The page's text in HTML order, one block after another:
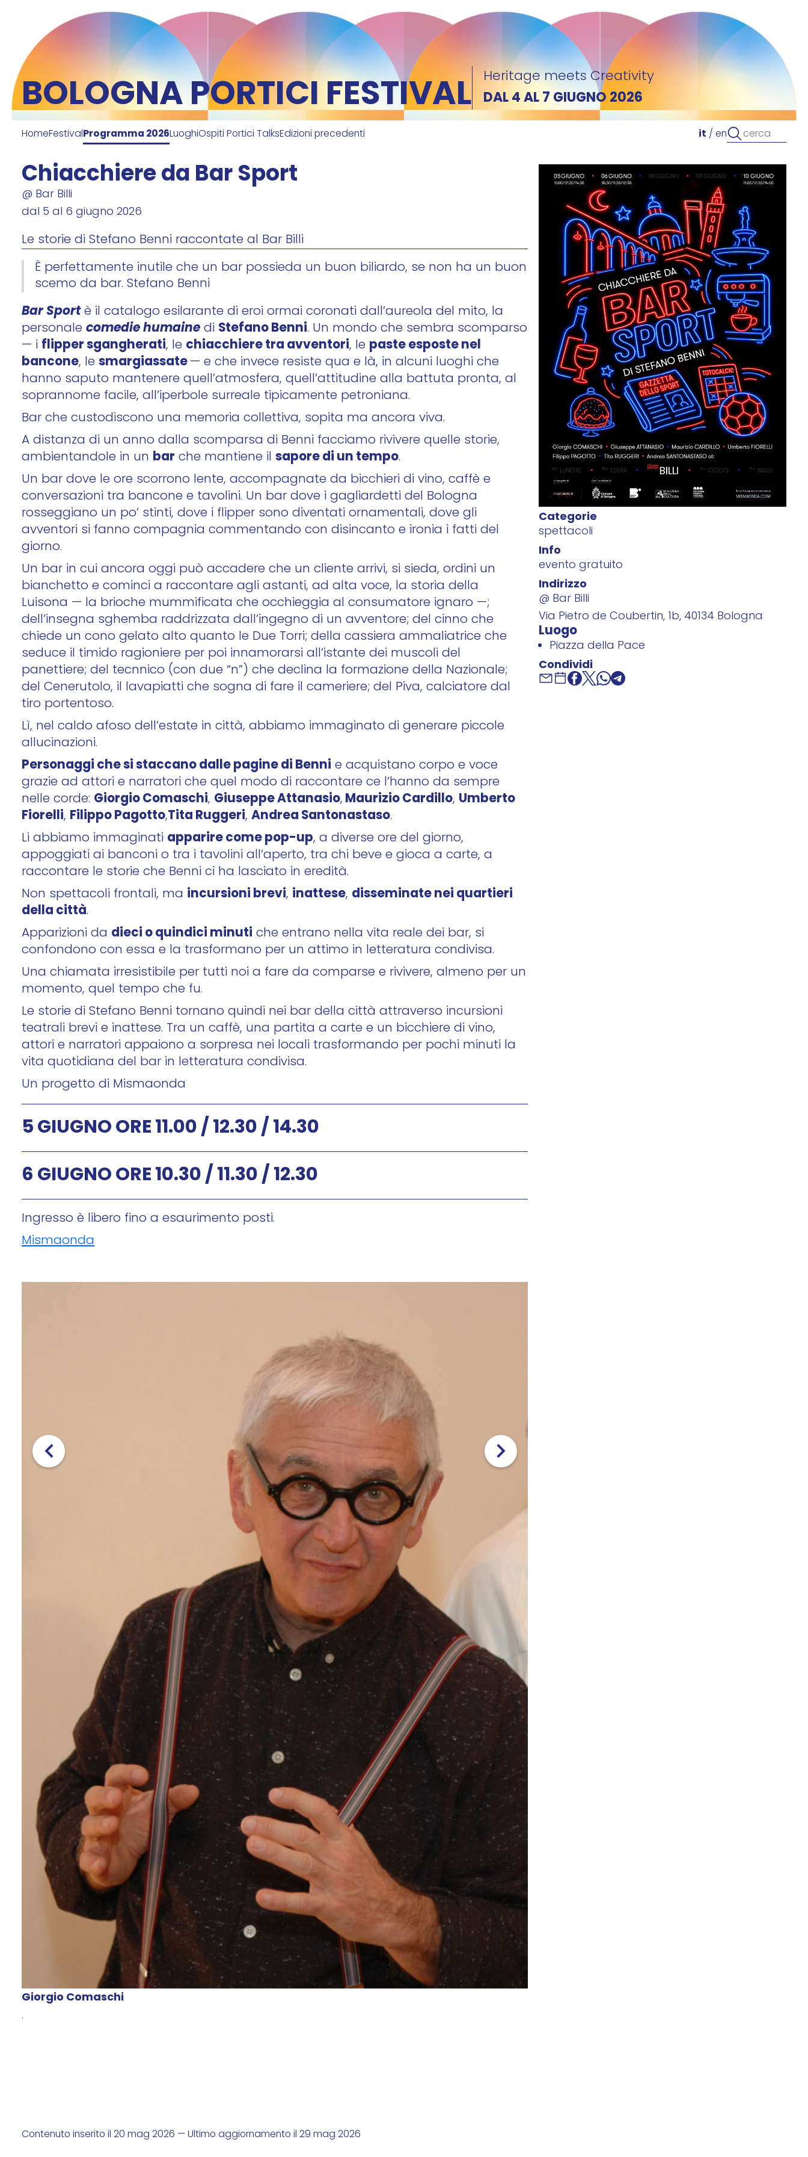
BOLOGNA PORTICI FESTIVAL Heritage meets Creativity
DAL 4 AL 7 GIUGNO 2026
HomeFestivalProgramma 2026LuoghiOspiti Portici TalksEdizioni precedenti it/en
Chiacchiere da Bar Sport
@ Bar Billi
dal 5 al 6 giugno 2026
Le storie di Stefano Benni raccontate al Bar Billi
È perfettamente inutile che un bar possieda un buon biliardo, se non ha un buon
scemo da bar. Stefano Benni
Bar Sportè il catalogo esilarante di eroi ormai coronati dall’aureola del mito, la
personalecomedie humainedi Stefano Benni. Un mondo che sembra scomparso
— i flipper sgangherati, le chiacchiere tra avventori, le paste esposte nel
bancone, lesmargiassate— e che invece resiste qua e là, in alcuni luoghi che
hanno saputo mantenere quell’atmosfera, quell’attitudine alla battuta pronta, al
soprannome facile, all’iperbole surreale tipicamente petroniana.
Bar che custodiscono una memoria collettiva, sopita ma ancora viva.
A distanza di un anno dalla scomparsa di Benni facciamo rivivere quelle storie,
ambientandole in un bar che mantiene il sapore di un tempo.
Un bar dove le ore scorrono lente, accompagnate da bicchieri di vino, caffè e
conversazioni tra bancone e tavolini. Un bar dove i gagliardetti del Bologna
rosseggiano un po’ stinti, dove i flipper sono diventati ornamentali, dove gli
avventori si fanno compagnia commentando con disincanto e ironia i fatti del
giorno.
Un bar in cui ancora oggi può accadere che un cliente arrivi, si sieda, ordini un
bianchetto e cominci a raccontare agli astanti, ad alta voce, la storia della
Luisona — la brioche mummificata che occhieggia al consumatore ignaro —;
dell’insegna sghemba raddrizzata dall’ingegno di un avventore; del cinno che
chiede un cono gelato alto quanto le Due Torri; della cassiera ammaliatrice che
seduce il timido ragioniere per poi innamorarsi all’istante dei muscoli del
panettiere; del tecnnico (con due “n”) che declina la formazione della Nazionale;
del Cenerutolo, il lavapiatti che sogna di fare il cameriere; del Piva, calciatore dal
tiro portentoso.
Lì, nel caldo afoso dell’estate in città, abbiamo immaginato di generare piccole
allucinazioni.
Personaggi che si staccano dalle pagine di Benni e acquistano corpo e voce
grazie ad attori e narratori che quel modo di raccontare ce l’hanno da sempre
nelle corde: Giorgio Comaschi, Giuseppe Attanasio,Maurizio Cardillo, Umberto
Fiorelli, Filippo Pagotto,Tita Ruggeri, Andrea Santonastaso.
Li abbiamo immaginati apparire come pop-up, a diverse ore del giorno,
appoggiati ai banconi o tra i tavolini all’aperto, tra chi beve e gioca a carte, a
raccontare le storie che Benni ci ha lasciato in eredità.
Non spettacoli frontali, ma incursioni brevi, inattese, disseminate nei quartieri
della città.
Apparizioni da dieci o quindici minuti che entrano nella vita reale dei bar, si
confondono con essa e la trasformano per un attimo in letteratura condivisa.
Una chiamata irresistibile per tutti noi a fare da comparse e rivivere, almeno per un
momento, quel tempo che fu.
Le storie di Stefano Benni tornano quindi nei bar della città attraverso incursioni
teatrali brevi e inattese. Tra un caffè, una partita a carte e un bicchiere di vino,
attori e narratori appaiono a sorpresa nei locali trasformando per pochi minuti la
vita quotidiana del bar in letteratura condivisa.
Un progetto di Mismaonda
5 GIUGNO ORE 11.00 / 12.30 / 14.30
6 GIUGNO ORE 10.30 / 11.30 / 12.30
Ingresso è libero fino a esaurimento posti.
Mismaonda
Giorgio Comaschi
.
Categorie
spettacoli
Info
evento gratuito
Indirizzo
@ Bar Billi
Via Pietro de Coubertin, 1b, 40134 Bologna
Luogo
Piazza della Pace
Condividi
Contenuto inserito il 20 mag 2026 — Ultimo aggiornamento il 29 mag 2026